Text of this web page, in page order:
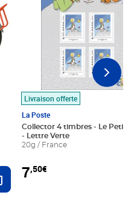
Ajouter au panier
Livraison offerte
La Poste
Collector 4 timbres - Le Petit
- Lettre Verte
20g / France
7,50€